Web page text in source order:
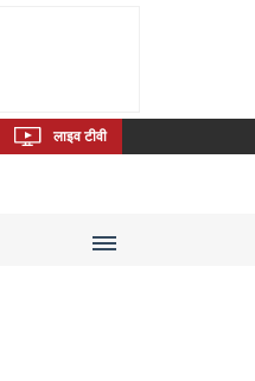
Malayalam
लाइव टीवी